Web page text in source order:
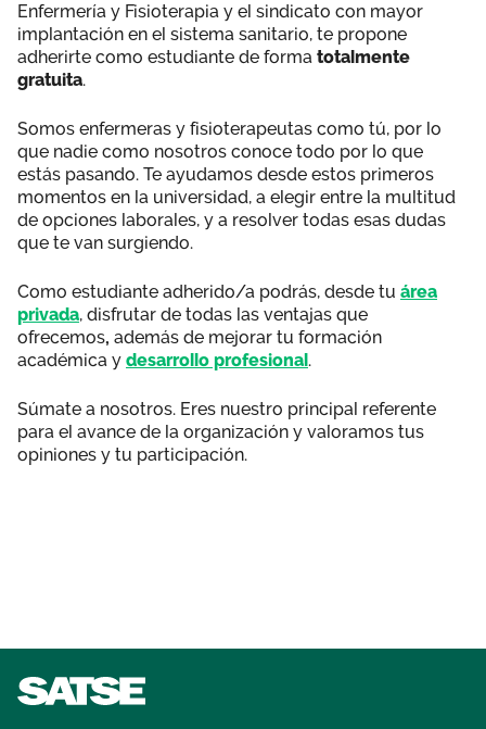
Enfermería y Fisioterapia y el sindicato con mayor
implantación en el sistema sanitario, te propone
adherirte como estudiante de forma totalmente
gratuita.
Somos enfermeras y fisioterapeutas como tú, por lo
que nadie como nosotros conoce todo por lo que
estás pasando. Te ayudamos desde estos primeros
momentos en la universidad, a elegir entre la multitud
de opciones laborales, y a resolver todas esas dudas
que te van surgiendo.
Como estudiante adherido/a podrás, desde tu área
privada, disfrutar de todas las ventajas que
ofrecemos, además de mejorar tu formación
académica y desarrollo profesional.
Súmate a nosotros. Eres nuestro principal referente
para el avance de la organización y valoramos tus
opiniones y tu participación.